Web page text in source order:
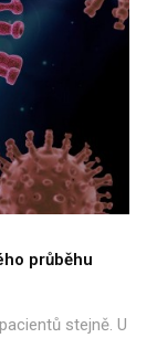
průběhu
stejně. U